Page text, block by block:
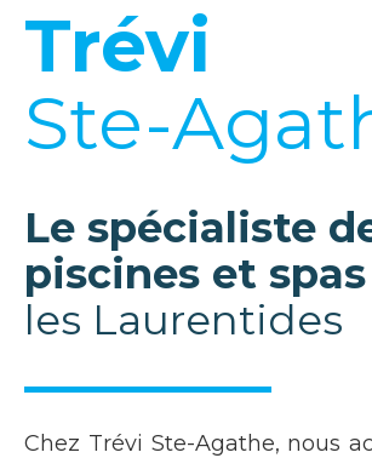
Trévi
Ste-
Le spécialiste
piscines et spas
les Laurentides
Chez Trévi Ste-Agathe, nous